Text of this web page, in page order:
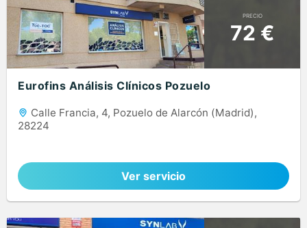
PRECIO
72 €
Eurofins Análisis Clínicos Pozuelo
Calle Francia, 4, Pozuelo de Alarcón (Madrid),
28224
Ver servicio